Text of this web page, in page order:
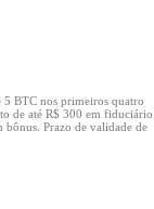
BTC nos primeiros quatro
de até R$ 300 em fiduciário
bônus. Prazo de validade de